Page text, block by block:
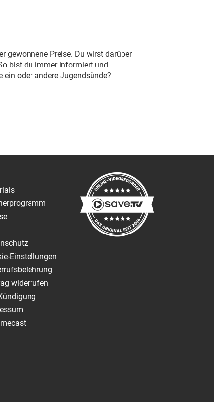
gewonnene Preise. Du wirst darüber
bist du immer informiert und
oder andere Jugendsünde?
Einstellungen
widerrufen